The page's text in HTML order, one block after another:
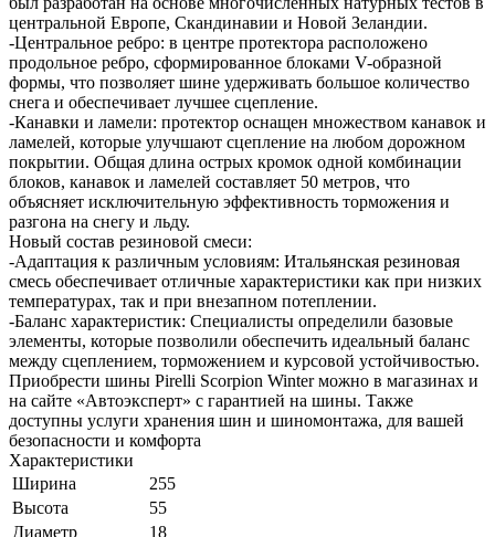
центральной Европе, Скандинавии и Новой Зеландии.
-Центральное ребро: в центре протектора расположено
продольное ребро, сформированное блоками V-образной
формы, что позволяет шине удерживать большое количество
снега и обеспечивает лучшее сцепление.
-Канавки и ламели: протектор оснащен множеством канавок и
ламелей, которые улучшают сцепление на любом дорожном
покрытии. Общая длина острых кромок одной комбинации
блоков, канавок и ламелей составляет 50 метров, что
объясняет исключительную эффективность торможения и
разгона на снегу и льду.
Новый состав резиновой смеси:
-Адаптация к различным условиям: Итальянская резиновая
смесь обеспечивает отличные характеристики как при низких
температурах, так и при внезапном потеплении.
-Баланс характеристик: Специалисты определили базовые
элементы, которые позволили обеспечить идеальный баланс
между сцеплением, торможением и курсовой устойчивостью.
Приобрести шины Pirelli Scorpion Winter можно в магазинах и
на сайте «Автоэксперт» с гарантией на шины. Также
доступны услуги хранения шин и шиномонтажа, для вашей
безопасности и комфорта
Характеристики
Ширина
255
Высота
55
Диаметр
18